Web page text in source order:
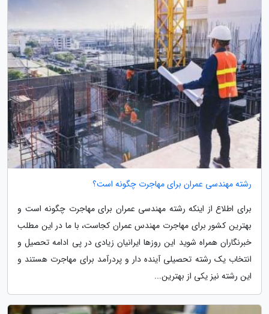
رشته مهندسی عمران برای مهاجرت چگونه است؟
برای اطلاع از اینکه رشته مهندسی عمران برای مهاجرت چگونه است و
بهترین کشور برای مهاجرت مهندس عمران کجاست، با ما در این مطلب
خبرنگاران همراه شوید این روزها ایرانیان زیادی در پی ادامه تحصیل و
انتخاب یک رشته تحصیلی آینده دار و پردرآمد برای مهاجرت هستند و
این رشته نیز یکی از بهترین...